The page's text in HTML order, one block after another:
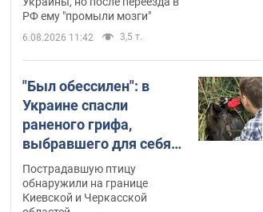
а теперь хочет
геноцида украинцев
РФ ему "промыли мозги"
6.08.2026 11:42 3,5 т.
"Был обессилен": в
Украине спасли
раненого грифа,
выбравшего для себя
нетипичный маршрут.
Фото
Пострадавшую птицу
обнаружили на границе
Киевской и Черкасской